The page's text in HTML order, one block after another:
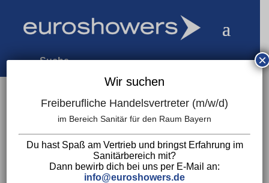
Duschsystem/
Badewannenarmaturen/ Primy Steel
Pleasure 1 Amber, Wannen- / Duscharmatur
Wir suchen
Freiberufliche Handelsvertreter (m/w/d)
im Bereich Sanitär für den Raum Bayern
Du hast Spaß am Vertrieb und bringst Erfahrung im
Sanitärbereich mit?
Dann bewirb dich bei uns per E-Mail an:
info@euroshowers.de
×